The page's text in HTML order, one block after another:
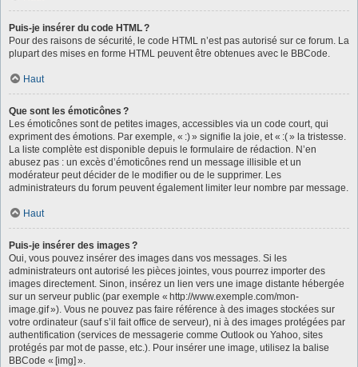
Puis-je insérer du code HTML ?
Pour des raisons de sécurité, le code HTML n’est pas autorisé sur ce forum. La
plupart des mises en forme HTML peuvent être obtenues avec le BBCode.
Haut
Que sont les émoticônes ?
Les émoticônes sont de petites images, accessibles via un code court, qui
expriment des émotions. Par exemple, « :) » signifie la joie, et « :( » la tristesse.
La liste complète est disponible depuis le formulaire de rédaction. N’en
abusez pas : un excès d’émoticônes rend un message illisible et un
modérateur peut décider de le modifier ou de le supprimer. Les
administrateurs du forum peuvent également limiter leur nombre par message.
Haut
Puis-je insérer des images ?
Oui, vous pouvez insérer des images dans vos messages. Si les
administrateurs ont autorisé les pièces jointes, vous pourrez importer des
images directement. Sinon, insérez un lien vers une image distante hébergée
sur un serveur public (par exemple « http://www.exemple.com/mon-
image.gif »). Vous ne pouvez pas faire référence à des images stockées sur
votre ordinateur (sauf s’il fait office de serveur), ni à des images protégées par
authentification (services de messagerie comme Outlook ou Yahoo, sites
protégés par mot de passe, etc.). Pour insérer une image, utilisez la balise
BBCode « [img] ».